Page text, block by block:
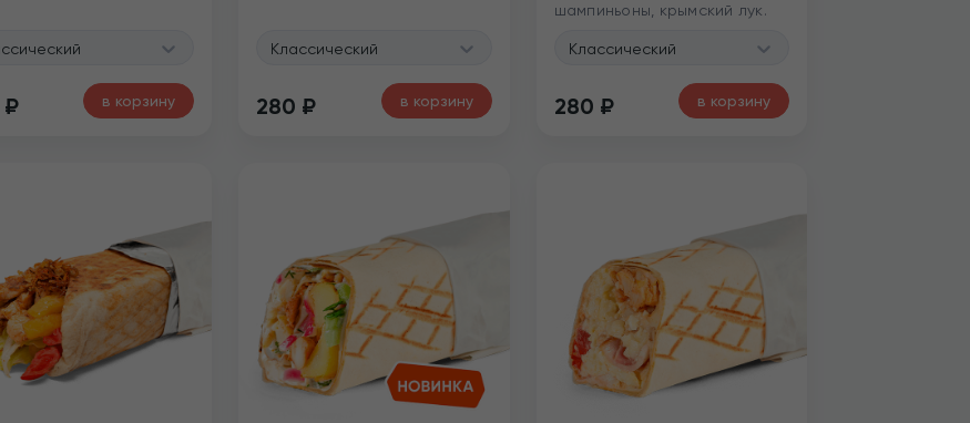
₽ в корзину
Классический
280 ₽ в корзину
шампиньоны, крымский лук.
Классический
280 ₽ в корзину